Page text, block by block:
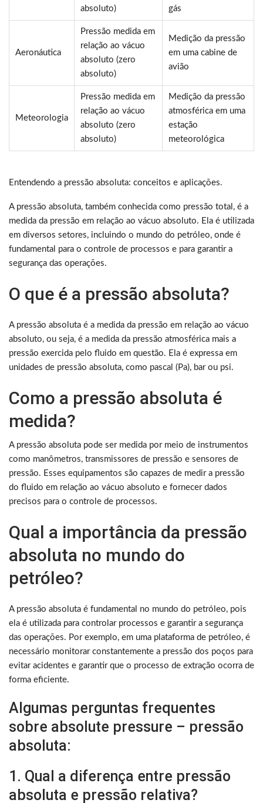
absoluto)
gás
Aeronáutica
Pressão medida em
relação ao vácuo
absoluto (zero
absoluto)
Medição da pressão
em uma cabine de
avião
Meteorologia
Pressão medida em
relação ao vácuo
absoluto (zero
absoluto)
Medição da pressão
atmosférica em uma
estação
meteorológica
Entendendo a pressão absoluta: conceitos e aplicações.
A pressão absoluta, também conhecida como pressão total, é a
medida da pressão em relação ao vácuo absoluto. Ela é utilizada
em diversos setores, incluindo o mundo do petróleo, onde é
fundamental para o controle de processos e para garantir a
segurança das operações.
O que é a pressão absoluta?
A pressão absoluta é a medida da pressão em relação ao vácuo
absoluto, ou seja, é a medida da pressão atmosférica mais a
pressão exercida pelo fluido em questão. Ela é expressa em
unidades de pressão absoluta, como pascal (Pa), bar ou psi.
Como a pressão absoluta é
medida?
A pressão absoluta pode ser medida por meio de instrumentos
como manômetros, transmissores de pressão e sensores de
pressão. Esses equipamentos são capazes de medir a pressão
do fluido em relação ao vácuo absoluto e fornecer dados
precisos para o controle de processos.
Qual a importância da pressão
absoluta no mundo do
petróleo?
A pressão absoluta é fundamental no mundo do petróleo, pois
ela é utilizada para controlar processos e garantir a segurança
das operações. Por exemplo, em uma plataforma de petróleo, é
necessário monitorar constantemente a pressão dos poços para
evitar acidentes e garantir que o processo de extração ocorra de
forma eficiente.
Algumas perguntas frequentes
sobre absolute pressure – pressão
absoluta:
1. Qual a diferença entre pressão
absoluta e pressão relativa?